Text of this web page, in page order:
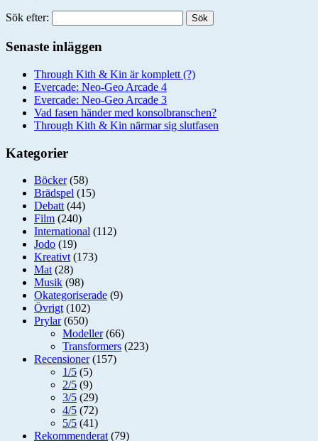
Sök efter:
Senaste inläggen
Through Kith & Kin är komplett (?)
Evercade: Neo-Geo Arcade 4
Evercade: Neo-Geo Arcade 3
Vad fasen händer med konsolbranschen?
Through Kith & Kin närmar sig slutfasen
Kategorier
Böcker(58)
Brädspel (15)
Debatt (44)
Film (240)
International (112)
Jodo (19)
Kreativt (173)
Mat (28)
Musik (98)
Okategoriserade (9)
Övrigt (102)
Prylar(650)
Modeller(66)
Transformers (223)
Recensioner(157)
1/5 (5)
2/5 (9)
3/5 (29)
4/5 (72)
5/5 (41)
Rekommenderat (79)